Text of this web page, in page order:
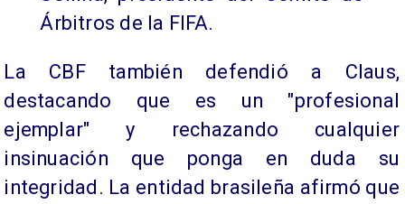
Árbitros de la FIFA.
La CBF también defendió a Claus,
destacando que es un "profesional
ejemplar" y rechazando cualquier
insinuación que ponga en duda su
integridad. La entidad brasileña afirmó que